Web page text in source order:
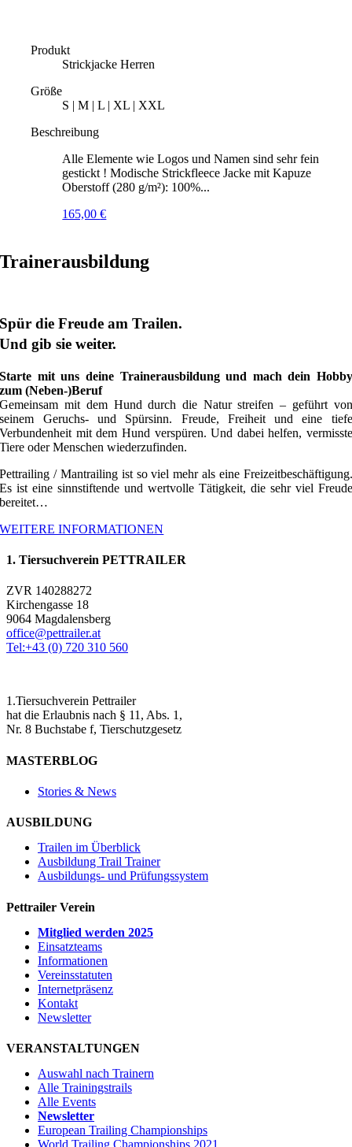
Produkt
Strickjacke Herren
Größe
S | M | L | XL | XXL
Beschreibung
Alle Elemente wie Logos und Namen sind sehr fein
gestickt ! Modische Strickfleece Jacke mit Kapuze
Oberstoff (280 g/m²): 100%...
165,00€
Trainerausbildung
Spür die Freude am Trailen.
Und gib sie weiter.
Starte mit uns deine Trainerausbildung und mach dein Hobby
zum (Neben-)Beruf
Gemeinsam mit dem Hund durch die Natur streifen – geführt von
seinem Geruchs- und Spürsinn. Freude, Freiheit und eine tiefe
Verbundenheit mit dem Hund verspüren. Und dabei helfen, vermisste
Tiere oder Menschen wiederzufinden.
Pettrailing / Mantrailing ist so viel mehr als eine Freizeitbeschäftigung.
Es ist eine sinnstiftende und wertvolle Tätigkeit, die sehr viel Freude
bereitet…
WEITERE INFORMATIONEN
1. Tiersuchverein PETTRAILER
ZVR 140288272
Kirchengasse 18
9064 Magdalensberg
office@pettrailer.at
Tel:+43 (0) 720 310 560
1.Tiersuchverein Pettrailer
hat die Erlaubnis nach § 11, Abs. 1,
Nr. 8 Buchstabe f, Tierschutzgesetz
MASTERBLOG
Stories & News
AUSBILDUNG
Trailen im Überblick
Ausbildung Trail Trainer
Ausbildungs- und Prüfungssystem
Pettrailer Verein
Mitglied werden 2025
Einsatzteams
Informationen
Vereinsstatuten
Internetpräsenz
Kontakt
Newsletter
VERANSTALTUNGEN
Auswahl nach Trainern
Alle Trainingstrails
Alle Events
Newsletter
European Trailing Championships